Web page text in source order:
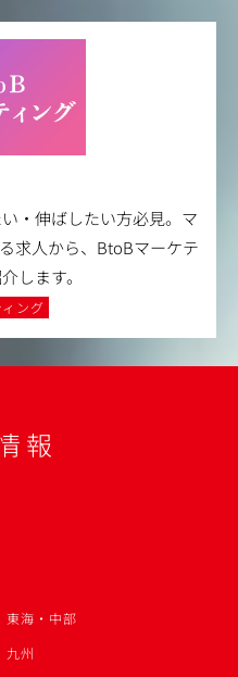
・伸ばしたい方必見。マ
求人から、BtoBマーケテ
します。
ング
報
東海・中部
九州